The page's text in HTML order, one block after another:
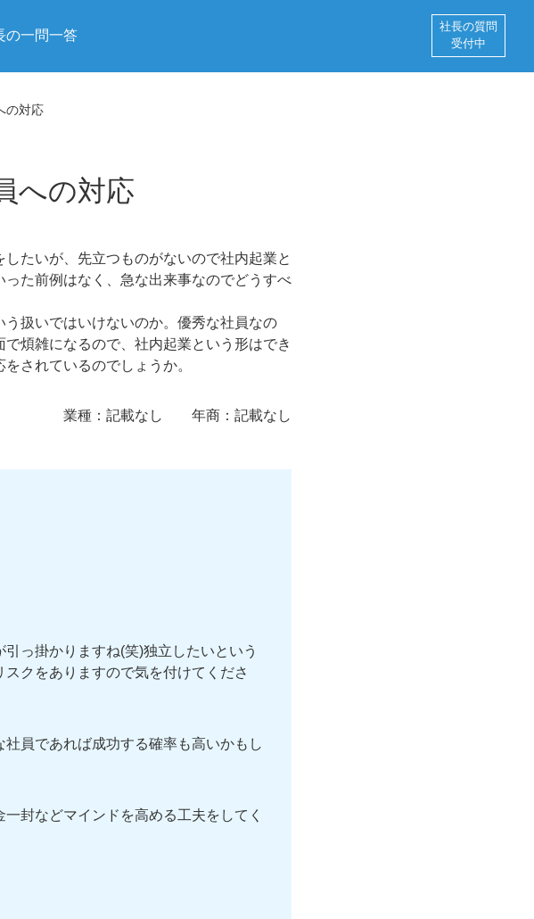
の一問一答
社長の質問
受付中
の対応
への対応
たいが、先立つものがないので社内起業と
た前例はなく、急な出来事なのでどうすべ
扱いではいけないのか。優秀な社員なの
煩雑になるので、社内起業という形はでき
されているのでしょうか。
業種： 記載なし 年商： 記載なし
っ掛かりますね(笑)独立したいという
クをありますので気を付けてくださ
員であれば成功する確率も高いかもし
封などマインドを高める工夫をしてく